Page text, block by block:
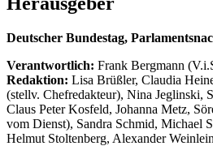
Deutscher Bundestag,
Verantwortlich: Frank Bergmann
Redaktion: Lisa Brüßler, Claudia
(stellv. Chefredakteur), Nina Jeglinski,
Claus Peter Kosfeld, Johanna Metz,
vom Dienst), Sandra Schmid, Michael
Helmut Stoltenberg, Alexander Weinlein